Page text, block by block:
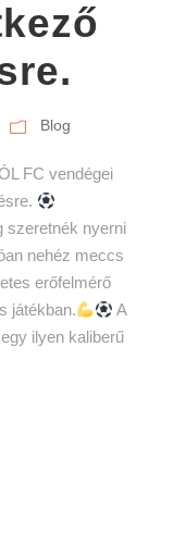
Blog
FC vendégei
szeretnék nyerni
nehéz meccs
erőfelmérő
játékban.
A
ilyen kaliberű